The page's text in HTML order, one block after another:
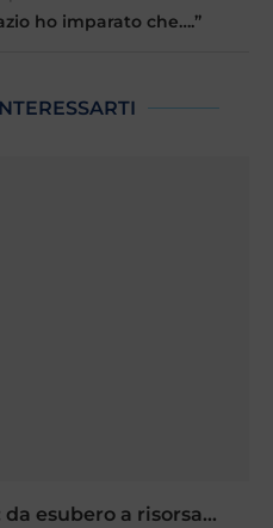
ho imparato che….”
esubero a risorsa...